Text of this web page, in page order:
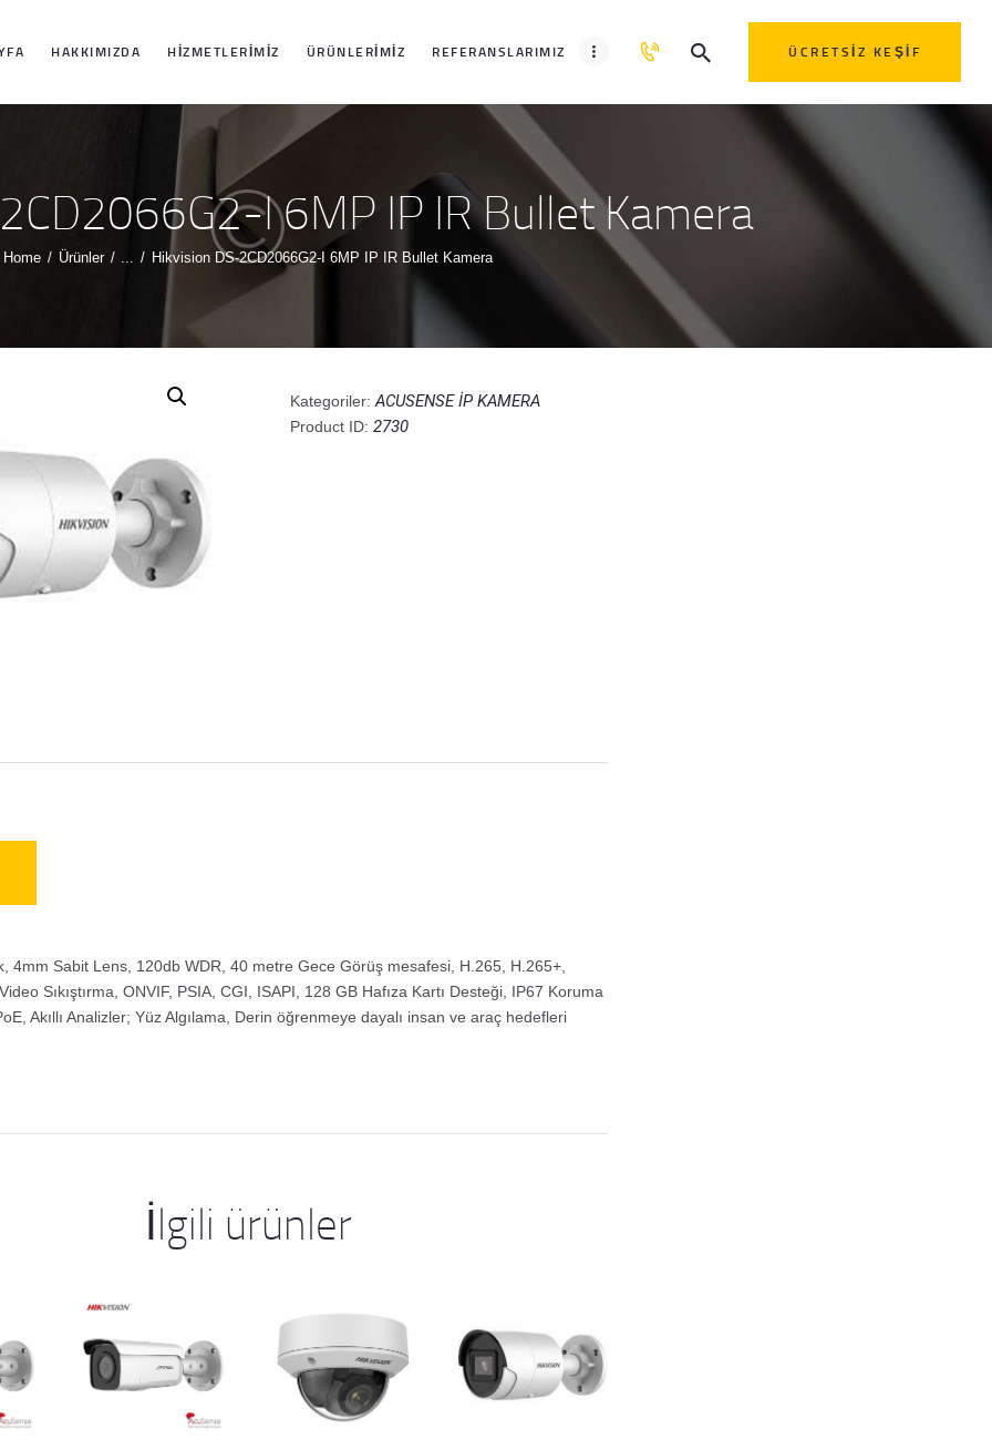
HAKKIMIZDA HIZMETLERIMIZ ÜRÜNLERIMIZ REFERANSLARIMIZ ÜCRETSIZ KEŞIF
I 6MP IP IR Bullet Kamera
Home Ürünler ... Hikvision DS-2CD2066G2-I 6MP IP IR Bullet Kamera
ANASAYFA
HAKKIMIZDA
HIZMETLERIMIZ
ÜRÜNLERIMIZ
REFERANSLARI
İLETIŞIM
Kategoriler: ACUSENSE İP KAMERA
Product ID: 2730
4mm Sabit Lens, 120db WDR, 40 metre Gece Görüş mesafesi, H.265, H.265+,
Sıkıştırma, ONVIF, PSIA, CGI, ISAPI, 128 GB Hafıza Kartı Desteği, IP67 Koruma
Akıllı Analizler; Yüz Algılama, Derin öğrenmeye dayalı insan ve araç hedefleri
İlgili ürünler